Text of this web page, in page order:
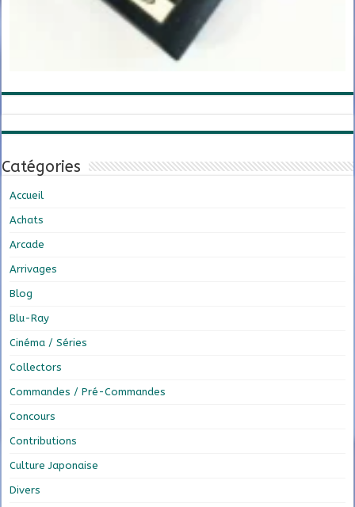
Catégories
Accueil
Achats
Arcade
Arrivages
Blog
Blu-Ray
Cinéma / Séries
Collectors
Commandes / Pré-Commandes
Concours
Contributions
Culture Japonaise
Divers